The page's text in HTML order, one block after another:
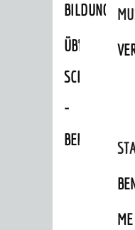
ÜBERGANG
SCHULE
-
BERUF
"FRÜHE
BILDUNG"